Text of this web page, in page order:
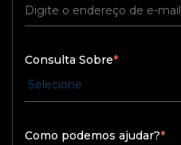
Consulta Sobre*
Como podemos ajudar?*